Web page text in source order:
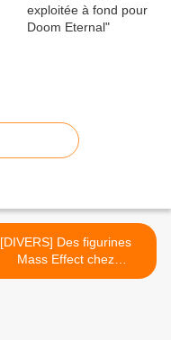
[DIVERS] Des figurines
Mass Effect chez
Kotobukiya / EDIT :